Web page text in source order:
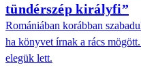
tündérszép királyfi”
Romániában korábban
ha könyvet írnak a rács
elegük lett.